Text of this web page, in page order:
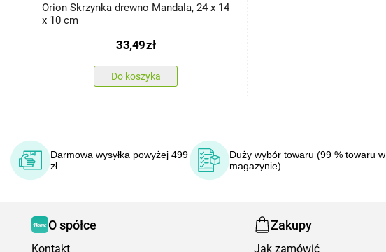
Orion Skrzynka drewno Mandala, 24 x 14
x 10 cm
33,49zł
Do koszyka
Darmowa wysyłka powyżej 499
zł
Duży wybór towaru (99 % towaru w
magazynie)
O spółce
Kontakt
Zakupy
Jak zamówić